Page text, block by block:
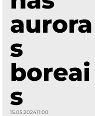
aurora
s
boreai
s
15.05.202411:00